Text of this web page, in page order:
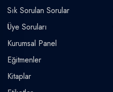
Sık Sorulan Sorular
Üye Soruları
Kurumsal Panel
Eğitmenler
Kitaplar